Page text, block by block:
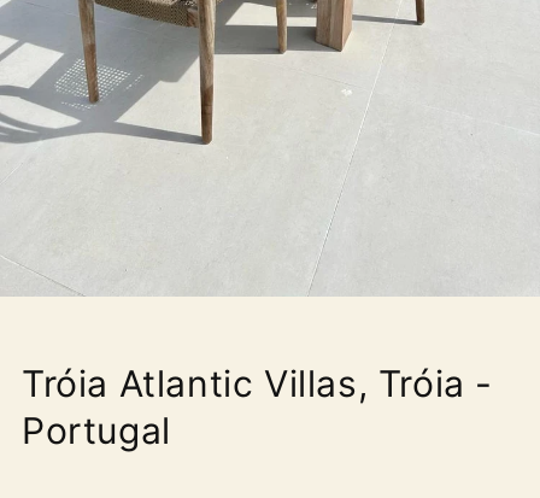
Tróia Atlantic Villas, Tróia -
Portugal